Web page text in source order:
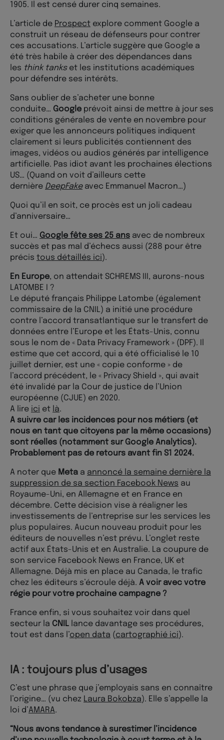
1905. Il est censé durer cinq semaines.
L’article de Prospect explore comment Google a
construit un réseau de défenseurs pour contrer
ces accusations. L’article suggère que Google a
été très habile à créer des dépendances dans
les think tankset les institutions académiques
pour défendre ses intérêts.
Sans oublier de s’acheter une bonne
conduite… Google prévoit ainsi de mettre à jour ses
conditions générales de vente en novembre pour
exiger que les annonceurs politiques indiquent
clairement si leurs publicités contiennent des
images, vidéos ou audios générés par intelligence
artificielle. Pas idiot avant les prochaines élections
US… (Quand on voit d’ailleurs cette
dernière DeepFakeavec Emmanuel Macron…)
Quoi qu’il en soit, ce procès est un joli cadeau
d’anniversaire…
Et oui… Google fête ses 25 ans avec de nombreux
succès et pas mal d’échecs aussi (288 pour être
précis tous détaillés ici).
En Europe, on attendait SCHREMS III, aurons-nous
LATOMBE I ?
Le député français Philippe Latombe (également
commissaire de la CNIL) a initié une procédure
contre l’accord transatlantique sur le transfert de
données entre l’Europe et les États-Unis, connu
sous le nom de « Data Privacy Framework » (DPF). Il
estime que cet accord, qui a été officialisé le 10
juillet dernier, est une « copie conforme » de
l’accord précédent, le « Privacy Shield », qui avait
été invalidé par la Cour de justice de l’Union
européenne (CJUE) en 2020.
A lire ici et là.
A suivre car les incidences pour nos métiers (et
nous en tant que citoyens par la même occasions)
sont réelles (notamment sur Google Analytics).
Probablement pas de retours avant fin S1 2024.
A noter que Meta a annoncé la semaine dernière la
suppression de sa section Facebook News au
Royaume-Uni, en Allemagne et en France en
décembre. Cette décision vise à réaligner les
investissements de l’entreprise sur les services les
plus populaires. Aucun nouveau produit pour les
éditeurs de nouvelles n’est prévu. L’onglet reste
actif aux États-Unis et en Australie. La coupure de
son service Facebook News en France, UK et
Allemagne. Déjà mis en place au Canada, le trafic
chez les éditeurs s’écroule déjà. A voir avec votre
régie pour votre prochaine campagne ?
France enfin, si vous souhaitez voir dans quel
secteur la CNIL lance davantage ses procédures,
tout est dans l’open data (cartographié ici).
IA : toujours plus d’usages
C’est une phrase que j’employais sans en connaître
l’origine… (vu chez Laura Bokobza). Elle s’appelle la
loi d’AMARA.
“Nous avons tendance à surestimer l’incidence